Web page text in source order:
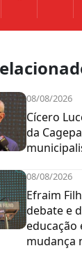
08/08/2026
Cícero
da
08/08/2026
Efraim
debate e
educação
mudança